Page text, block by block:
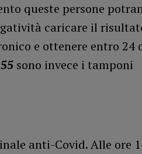
queste persone
caricare il
e ottenere entro 24
sono invece i tamponi
anti-Covid. Alle ore